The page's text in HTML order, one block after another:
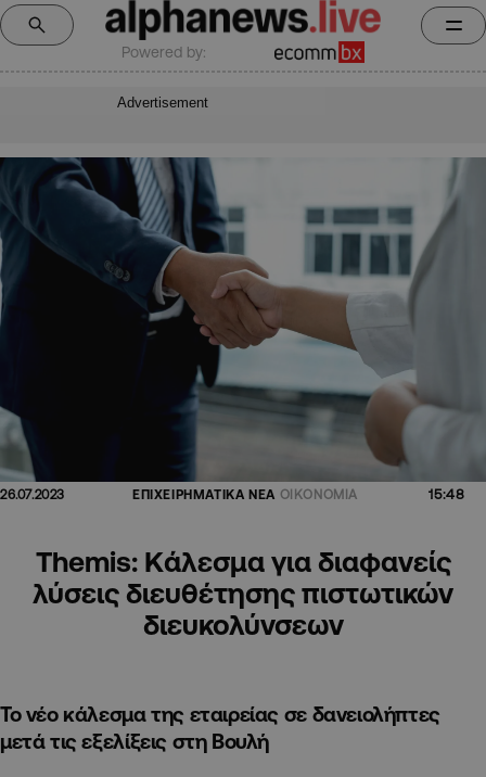
Powered by:
Advertisement
26.07.2023 ΕΠΙΧΕΙΡΗΜΑΤΙΚΑ ΝΕΑ ΟΙΚΟΝΟΜΙΑ 15:48
Themis: Kάλεσμα για διαφανείς
λύσεις διευθέτησης πιστωτικών
διευκολύνσεων
Το νέο κάλεσμα της εταιρείας σε δανειολήπτες
μετά τις εξελίξεις στη Βουλή